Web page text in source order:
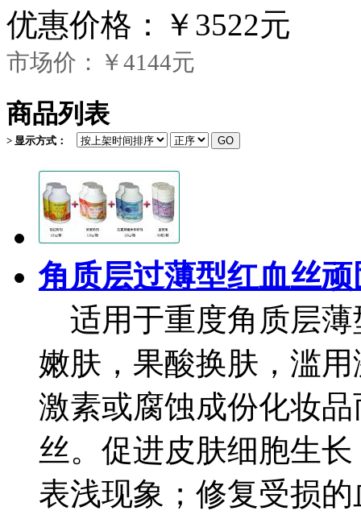
优惠价格：
￥3522元
市场价：￥4144元
商品列表
> 显示方式：
角质层过薄型红血丝
适用于重度角质层薄
嫩肤，果酸换肤，滥
激素或腐蚀成份化妆
丝。促进皮肤细胞生
表浅现象；修复受损